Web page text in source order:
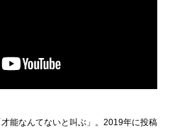
能なんてないと叫ぶ」。2019年に投稿